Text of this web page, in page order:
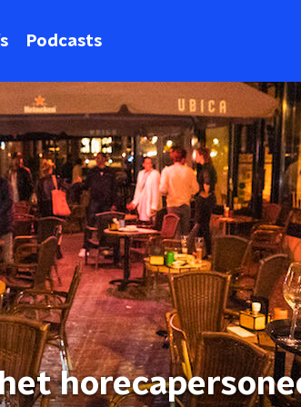
Podcasts